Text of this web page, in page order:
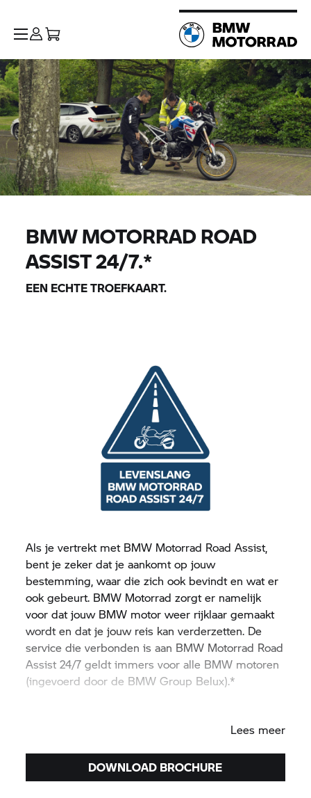
BMW MOTORRADROAD
ASSIST 24/7.*
EEN ECHTE TROEFKAART.
Als je vertrekt met BMW Motorrad Road Assist,
bent je zeker dat je aankomt op jouw
bestemming, waar die zich ook bevindt en wat er
ook gebeurt. BMW Motorrad zorgt er namelijk
voor dat jouw BMW motor weer rijklaar gemaakt
wordt en dat je jouw reis kan verderzetten. De
service die verbonden is aan BMW Motorrad Road
Assist 24/7 geldt immers voor alle BMW motoren
(ingevoerd door de BMW Group Belux).*
Lees meer
DOWNLOAD BROCHURE